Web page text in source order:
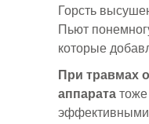
Горсть
Пьют
которые
При травмах
аппарата тоже
эффективными